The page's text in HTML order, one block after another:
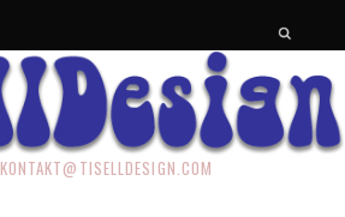
KONTAKT@TISELLDESIGN.COM